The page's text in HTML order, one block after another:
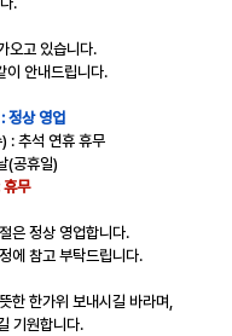
오고 있습니다.
이 안내드립니다.
정상 영업
: 추석 연휴 휴무
(공휴일)
무
은 정상 영업합니다.
에 참고 부탁드립니다.
한 한가위 보내시길 바라며,
기원합니다.